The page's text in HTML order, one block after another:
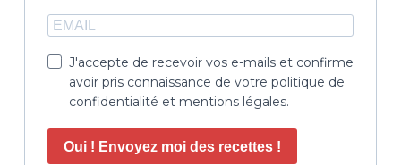
J'accepte de recevoir vos e-mails et confirme
avoir pris connaissance de votre politique de
confidentialité et mentions légales.
Oui ! Envoyez moi des recettes !